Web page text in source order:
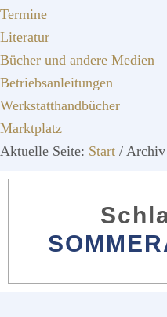
Termine
Literatur
Bücher und andere Medien
Betriebsanleitungen
Werkstatthandbücher
Marktplatz
Aktuelle Seite: Start / Archiv